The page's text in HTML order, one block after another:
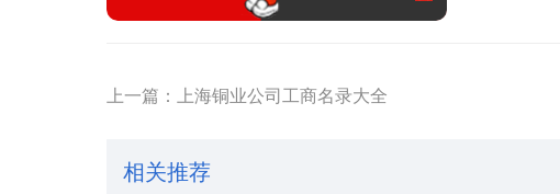
上一篇：上海铜业公司工商名录大全
相关推荐